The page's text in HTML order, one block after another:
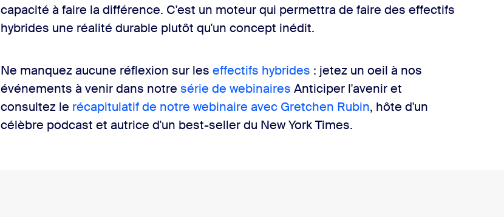
capacité à faire la différence. C'est un moteur qui permettra de faire des effectifs
hybrides une réalité durable plutôt qu'un concept inédit.
Ne manquez aucune réflexion sur les effectifs hybrides : jetez un oeil à nos
événements à venir dans notre série de webinaires Anticiper l'avenir et
consultez le récapitulatif de notre webinaire avec Gretchen Rubin, hôte d'un
célèbre podcast et autrice d'un best-seller du New York Times.